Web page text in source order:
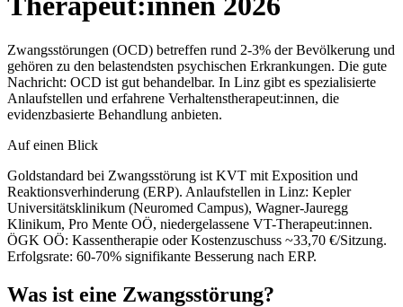
Zwangsstörungen (OCD) betreffen rund 2-3% der Bevölkerung und
gehören zu den belastendsten psychischen Erkrankungen. Die gute
Nachricht: OCD ist gut behandelbar. In Linz gibt es spezialisierte
Anlaufstellen und erfahrene Verhaltenstherapeut:innen, die
evidenzbasierte Behandlung anbieten.
Auf einen Blick
Goldstandard bei Zwangsstörung ist KVT mit Exposition und
Reaktionsverhinderung (ERP). Anlaufstellen in Linz: Kepler
Universitätsklinikum (Neuromed Campus), Wagner-Jauregg
Klinikum, Pro Mente OÖ, niedergelassene VT-Therapeut:innen.
ÖGK OÖ: Kassentherapie oder Kostenzuschuss ~33,70 €/Sitzung.
Erfolgsrate: 60-70% signifikante Besserung nach ERP.
Was ist eine Zwangsstörung?